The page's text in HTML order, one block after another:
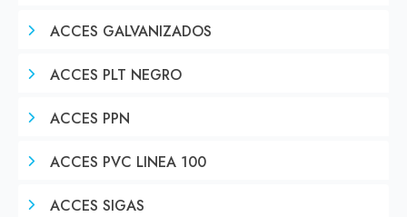
ACCES GALVANIZADOS
ACCES PLT NEGRO
ACCES PPN
ACCES PVC LINEA 100
ACCES SIGAS